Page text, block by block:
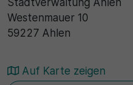
Westenmauer 10
59227 Ahlen
Auf Karte zeigen